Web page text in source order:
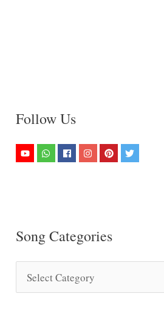
Follow Us
Song Categories
o